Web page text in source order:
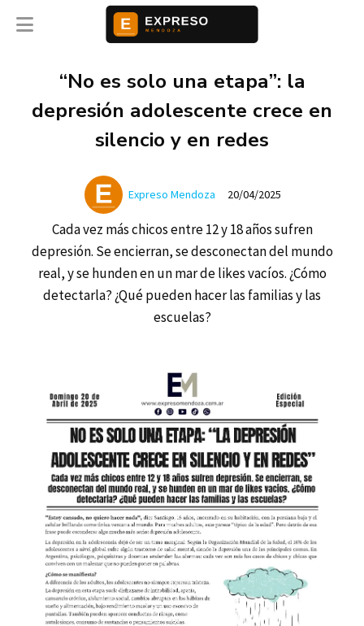
“No es solo una etapa”: la
depresión adolescente crece en
silencio y en redes
Cada vez más chicos entre 12 y 18 años sufren
depresión. Se encierran, se desconectan del mundo
real, y se hunden en un mar de likes vacíos. ¿Cómo
detectarla? ¿Qué pueden hacer las familias y las
escuelas?
20/04/2025
Expreso Mendoza